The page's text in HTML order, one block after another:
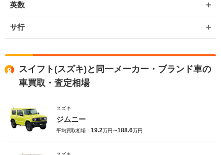
英数
サ行
スイフト(スズキ)と同一メーカー・ブランド車の
車買取・査定相場
スズキ
ジムニー
平均買取相場： 19.2万円〜188.6万円